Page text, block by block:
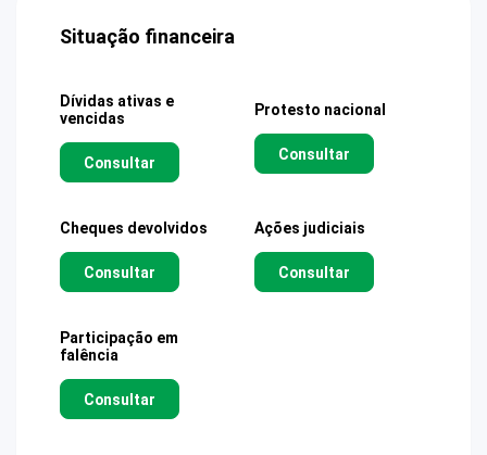
Situação financeira
Dívidas ativas e
vencidas
Consultar
Protesto nacional
Consultar
Cheques devolvidos
Consultar
Ações judiciais
Consultar
Participação em
falência
Consultar